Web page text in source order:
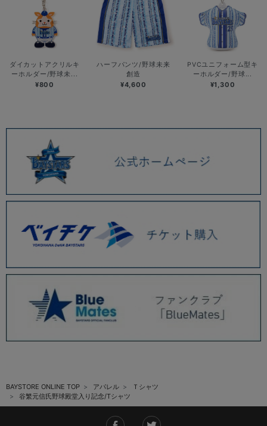
ダイカットアクリルキ
ーホルダー/野球未...
¥800
ハーフパンツ/野球未来
創造
¥4,600
PVCユニフォーム型キ
ーホルダー/野球...
¥1,300
BAYSTORE ONLINE TOP アパレル
Ｔシャツ
谷繁元信氏野球殿堂入り記念/Tシャツ